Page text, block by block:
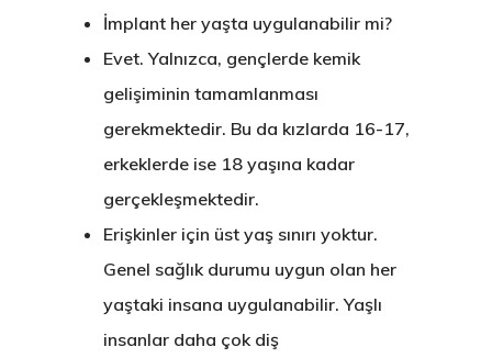
İmplant her yaşta uygulanabilir mi?
Evet. Yalnızca, gençlerde kemik
gelişiminin tamamlanması
gerekmektedir. Bu da kızlarda 16-17,
erkeklerde ise 18 yaşına kadar
gerçekleşmektedir.
Erişkinler için üst yaş sınırı yoktur.
Genel sağlık durumu uygun olan her
yaştaki insana uygulanabilir. Yaşlı
insanlar daha çok diş